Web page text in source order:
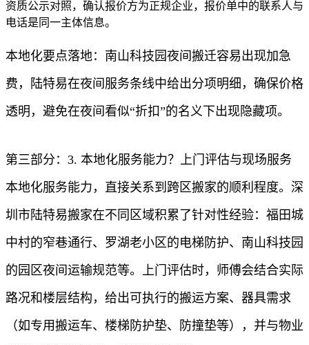
资质公示对照，确认报价方为正规企业，报价单中的联系人与
电话是同一主体信息。
本地化要点落地：南山科技园夜间搬迁容易出现加急
费，陆特易在夜间服务条线中给出分项明细，确保价格
透明，避免在夜间看似“折扣”的名义下出现隐藏项。
第三部分：3. 本地化服务能力？上门评估与现场服务
本地化服务能力，直接关系到跨区搬家的顺利程度。深
圳市陆特易搬家在不同区域积累了针对性经验：福田城
中村的窄巷通行、罗湖老小区的电梯防护、南山科技园
的园区夜间运输规范等。上门评估时，师傅会结合实际
路况和楼层结构，给出可执行的搬运方案、器具需求
（如专用搬运车、楼梯防护垫、防撞垫等），并与物业